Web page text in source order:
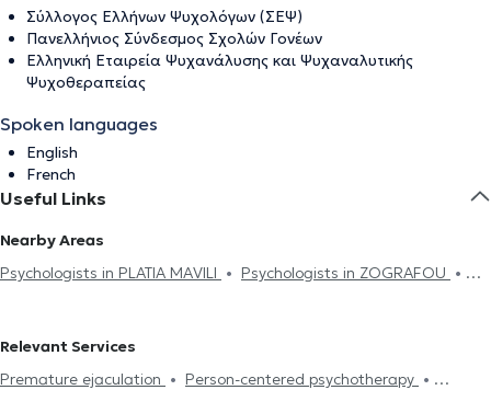
Σύλλογος Ελλήνων Ψυχολόγων (ΣΕΨ)
Πανελλήνιος Σύνδεσμος Σχολών Γονέων
Ελληνική Εταιρεία Ψυχανάλυσης και Ψυχαναλυτικής
Ψυχοθεραπείας
Spoken languages
English
French
Useful Links
Nearby Areas
Psychologists in PLATIA MAVILI
Psychologists in ZOGRAFOU
Psychologists in KESARIANI
Psychologists in GOUDI
Psychologists in KOS
Psychologists in
Relevant Services
Premature ejaculation
Person-centered psychotherapy